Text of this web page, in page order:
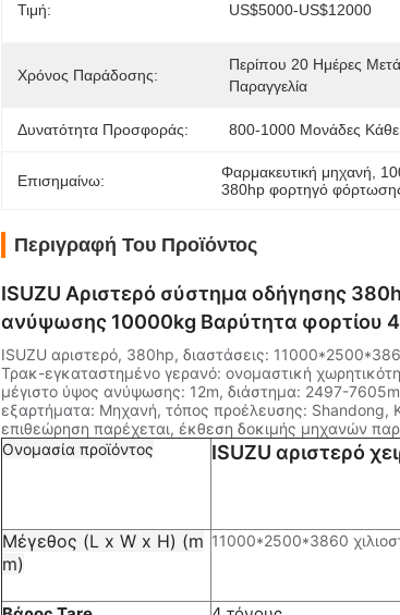
Τιμή: US$5000-US$12000
Χρόνος Παράδοσης:
Περίπου 20 Ημέρες
Παραγγελία
Δυνατότητα Προσφοράς: 800-1000 Μονάδες
Επισημαίνω: Φαρμακευτική μηχανή
380hp φορτηγό
Περιγραφή Του Προϊόντος
ISUZU Αριστερό σύστημα οδήγησης
ανύψωσης 10000kg Βαρύτητα φορτίου
ISUZU αριστερό, 380hp, διαστάσεις: 11000*2500*
Τρακ-εγκαταστημένο γερανό: ονομαστική
μέγιστο ύψος ανύψωσης: 12m, διάστημα: 2497-
εξαρτήματα: Μηχανή, τόπος προέλευσης: Shandong,
επιθεώρηση παρέχεται, έκθεση δοκιμής μηχανών
Ονομασία προϊόντος
ISUZU αριστερό
Μέγεθος (L x W x H) (m
m)
11000*2500*3860